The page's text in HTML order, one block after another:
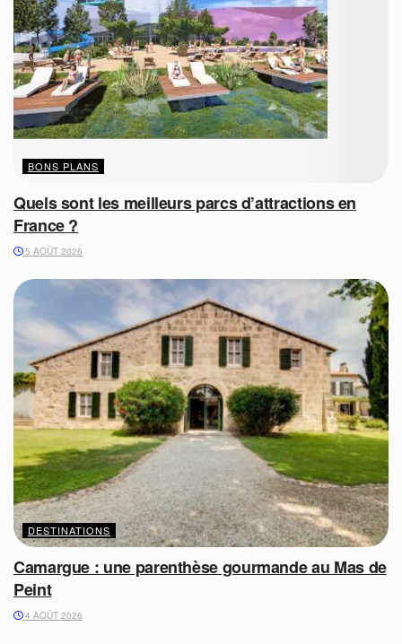
BONS PLANS
Quels sont les meilleurs parcs d’attractions en
France ?
5 AOÛT 2026
DESTINATIONS
Camargue : une parenthèse gourmande au Mas de
Peint
4 AOÛT 2026